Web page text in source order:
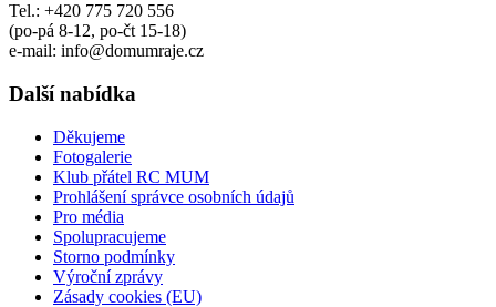
Tel.: +420 775 720 556
(po-pá 8-12, po-čt 15-18)
e-mail: info@domumraje.cz
Další nabídka
Děkujeme
Fotogalerie
Klub přátel RC MUM
Prohlášení správce osobních údajů
Pro média
Spolupracujeme
Storno podmínky
Výroční zprávy
Zásady cookies (EU)